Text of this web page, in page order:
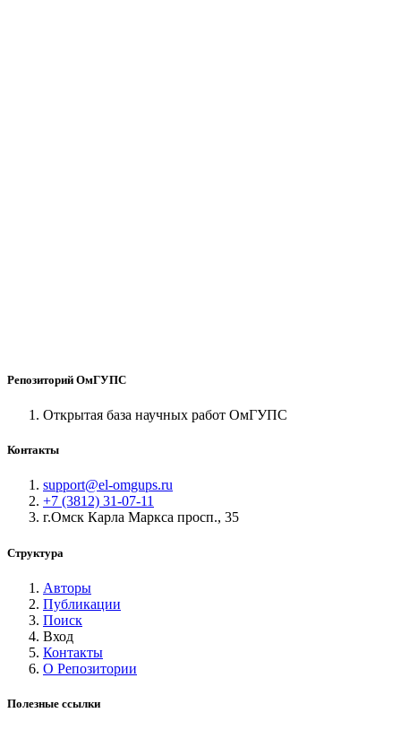
Репозиторий ОмГУПС
Открытая база научных работ ОмГУПС
Контакты
support@el-omgups.ru
+7 (3812) 31-07-11
г.Омск Карла Маркса просп., 35
Структура
Авторы
Публикации
Поиск
Вход
Контакты
О Репозитории
Полезные ссылки